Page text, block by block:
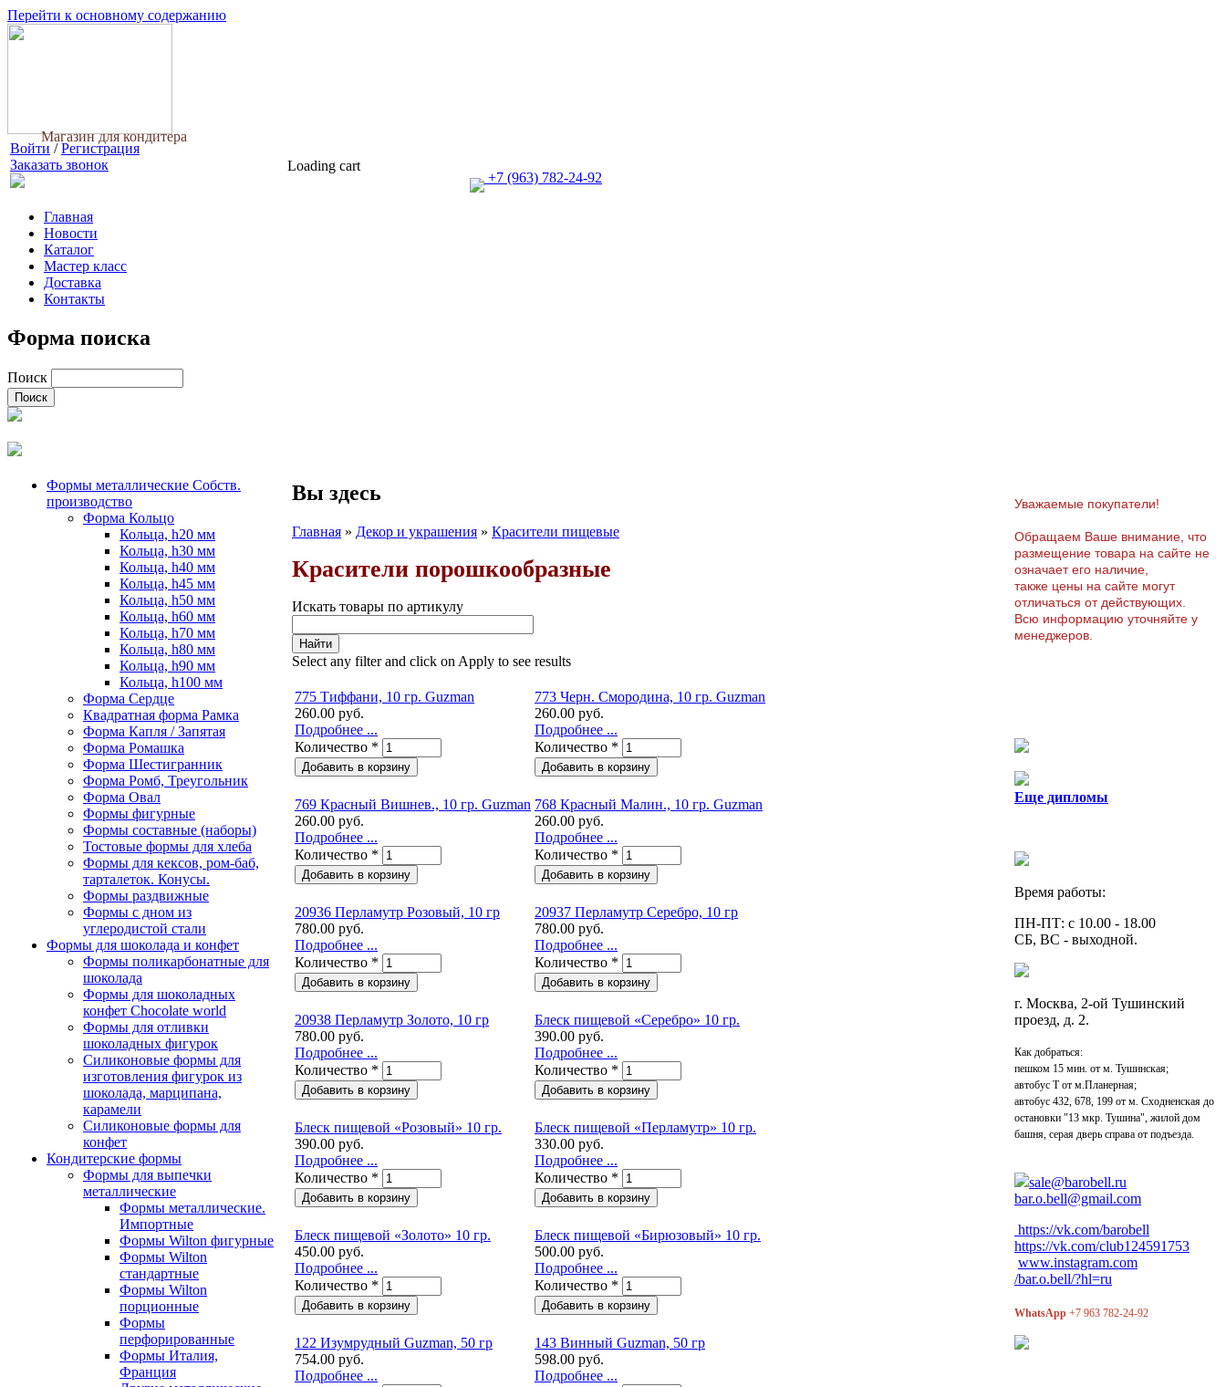
Перейти к основному содержанию
Магазин для кондитера
Войти /Регистрация
Заказать звонок
Loading cart
+7 (963) 782-24-92
Главная
Новости
Каталог
Мастер класс
Доставка
Контакты
Форма поиска
Поиск
Формы металлические Собств.
производство
Форма Кольцо
Кольца, h20 мм
Кольца, h30 мм
Кольца, h40 мм
Кольца, h45 мм
Кольца, h50 мм
Кольца, h60 мм
Кольца, h70 мм
Кольца, h80 мм
Кольца, h90 мм
Кольца, h100 мм
Форма Сердце
Квадратная форма Рамка
Форма Капля / Запятая
Форма Ромашка
Форма Шестигранник
Форма Ромб, Треугольник
Форма Овал
Формы фигурные
Формы составные (наборы)
Тостовые формы для хлеба
Формы для кексов, ром-баб,
тарталеток. Конусы.
Формы раздвижные
Формы с дном из
углеродистой стали
Формы для шоколада и конфет
Формы поликарбонатные для
шоколада
Формы для шоколадных
конфет Сhocolate world
Формы для отливки
шоколадных фигурок
Силиконовые формы для
изготовления фигурок из
шоколада, марципана,
карамели
Силиконовые формы для
конфет
Кондитерские формы
Формы для выпечки
металлические
Формы металлические.
Импортные
Формы Wilton фигурные
Формы Wilton
стандартные
Формы Wilton
порционные
Формы
перфорированные
Формы Италия,
Франция
Вы здесь
Главная » Декор и украшения » Красители пищевые
Красители порошкообразные
Искать товары по артикулу
Select any filter and click on Apply to see results
775 Тиффани, 10 гр. Guzman
260.00 руб.
Подробнее ...
Количество *
773 Черн. Смородина, 10 гр. Guzman
260.00 руб.
Подробнее ...
Количество *
769 Красный Вишнев., 10 гр. Guzman
260.00 руб.
Подробнее ...
Количество *
768 Красный Малин., 10 гр. Guzman
260.00 руб.
Подробнее ...
Количество *
20936 Перламутр Розовый, 10 гр
780.00 руб.
Подробнее ...
Количество *
20937 Перламутр Серебро, 10 гр
780.00 руб.
Подробнее ...
Количество *
20938 Перламутр Золото, 10 гр
780.00 руб.
Подробнее ...
Количество *
Блеск пищевой «Серебро» 10 гр.
390.00 руб.
Подробнее ...
Количество *
Блеск пищевой «Розовый» 10 гр.
390.00 руб.
Подробнее ...
Количество *
Блеск пищевой «Перламутр» 10 гр.
330.00 руб.
Подробнее ...
Количество *
Блеск пищевой «Золото» 10 гр.
450.00 руб.
Подробнее ...
Количество *
Блеск пищевой «Бирюзовый» 10 гр.
500.00 руб.
Подробнее ...
Количество *
122 Изумрудный Guzman, 50 гр
754.00 руб.
Подробнее ...
143 Винный Guzman, 50 гр
598.00 руб.
Подробнее ...
Уважаемые покупатели!
Обращаем Ваше внимание, что
размещение товара на сайте не
означает его наличие,
также цены на сайте могут
отличаться от действующих.
Всю информацию уточняйте у
менеджеров.
Еще дипломы
Время работы:
ПН-ПТ: с 10.00 - 18.00
СБ, ВС - выходной.
г. Москва, 2-ой Тушинский
проезд, д. 2.
Как добраться:
пешком 15 мин. от м. Тушинская;
автобус Т от м.Планерная;
автобус 432, 678, 199 от м. Сходненская до
остановки "13 мкр. Тушина", жилой дом
башня, серая дверь справа от подъезда.
sale@barobell.ru
bar.o.bell@gmail.com
https://vk.com/barobell
https://vk.com/club124591753
www.instagram.com
/bar.o.bell/?hl=ru
WhatsApp +7 963 782-24-92